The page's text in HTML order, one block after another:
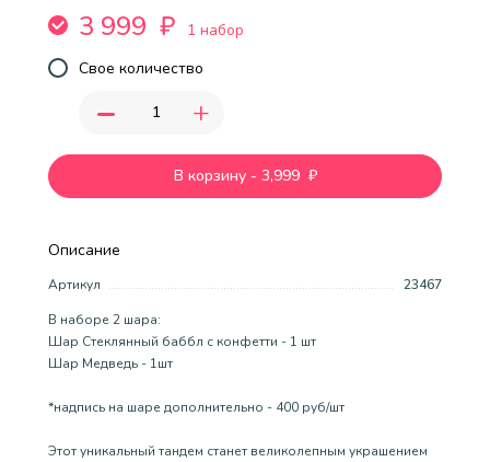
Описание
Артикул
23467
В наборе 2 шара:
Шар Стеклянный баббл с конфетти - 1 шт
Шар Медведь - 1шт
*надпись на шаре дополнительно - 400 руб/шт
Этот уникальный тандем станет великолепным украшением
3 999 ₽
1 набор
Свое количество
- +
В корзину - 3,999 ₽